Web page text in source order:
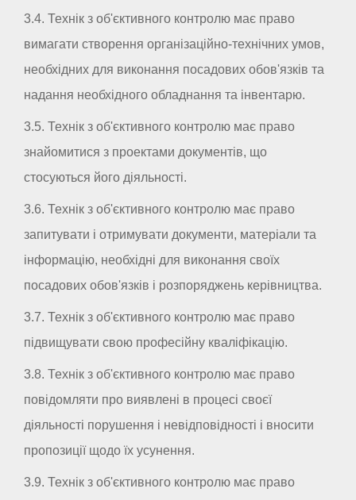
3.4. Технік з об'єктивного контролю має право
вимагати створення організаційно-технічних умов,
необхідних для виконання посадових обов'язків та
надання необхідного обладнання та інвентарю.
3.5. Технік з об'єктивного контролю має право
знайомитися з проектами документів, що
стосуються його діяльності.
3.6. Технік з об'єктивного контролю має право
запитувати і отримувати документи, матеріали та
інформацію, необхідні для виконання своїх
посадових обов'язків і розпоряджень керівництва.
3.7. Технік з об'єктивного контролю має право
підвищувати свою професійну кваліфікацію.
3.8. Технік з об'єктивного контролю має право
повідомляти про виявлені в процесі своєї
діяльності порушення і невідповідності і вносити
пропозиції щодо їх усунення.
3.9. Технік з об'єктивного контролю має право